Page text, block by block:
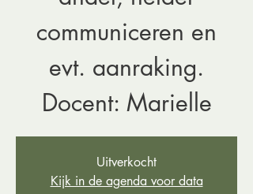
communiceren en
evt. aanraking.
Docent: Marielle
Uitverkocht
Kijk in de agenda voor data